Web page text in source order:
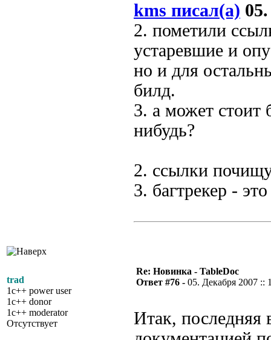
kms писал(а)
2. пометили
устаревшие и
но и для
билд.
3. а может стоит
нибудь?
2. ссылки
3. багтрекер -
trad
1c++ power user
1c++ donor
1c++ moderator
Отсутствует
Re: Новинка - TableDoc
Ответ #76 - 05. Декабря 2007 ::
Итак, последняя